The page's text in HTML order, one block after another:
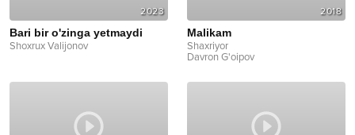
2023
Bari bir o'zinga yetmaydi
Shoxrux Valijonov
2018
Malikam
Shaxriyor
Davron G'oipov